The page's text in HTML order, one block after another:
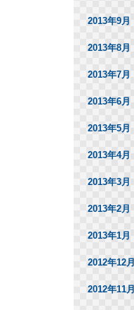
2013年9月
2013年8月
2013年7月
2013年6月
2013年5月
2013年4月
2013年3月
2013年2月
2013年1月
2012年12月
2012年11月